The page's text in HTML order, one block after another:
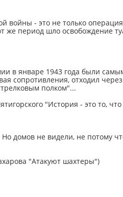
войны - это не только
же период шло освобождение
в январе 1943 года были
сопротивления, отходил
полком"...
- это то, что
домов не видели, не потому
шахтеры")